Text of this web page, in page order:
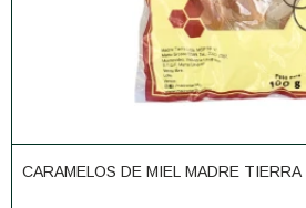
CARAMELOS DE MIEL MADRE TIERRA